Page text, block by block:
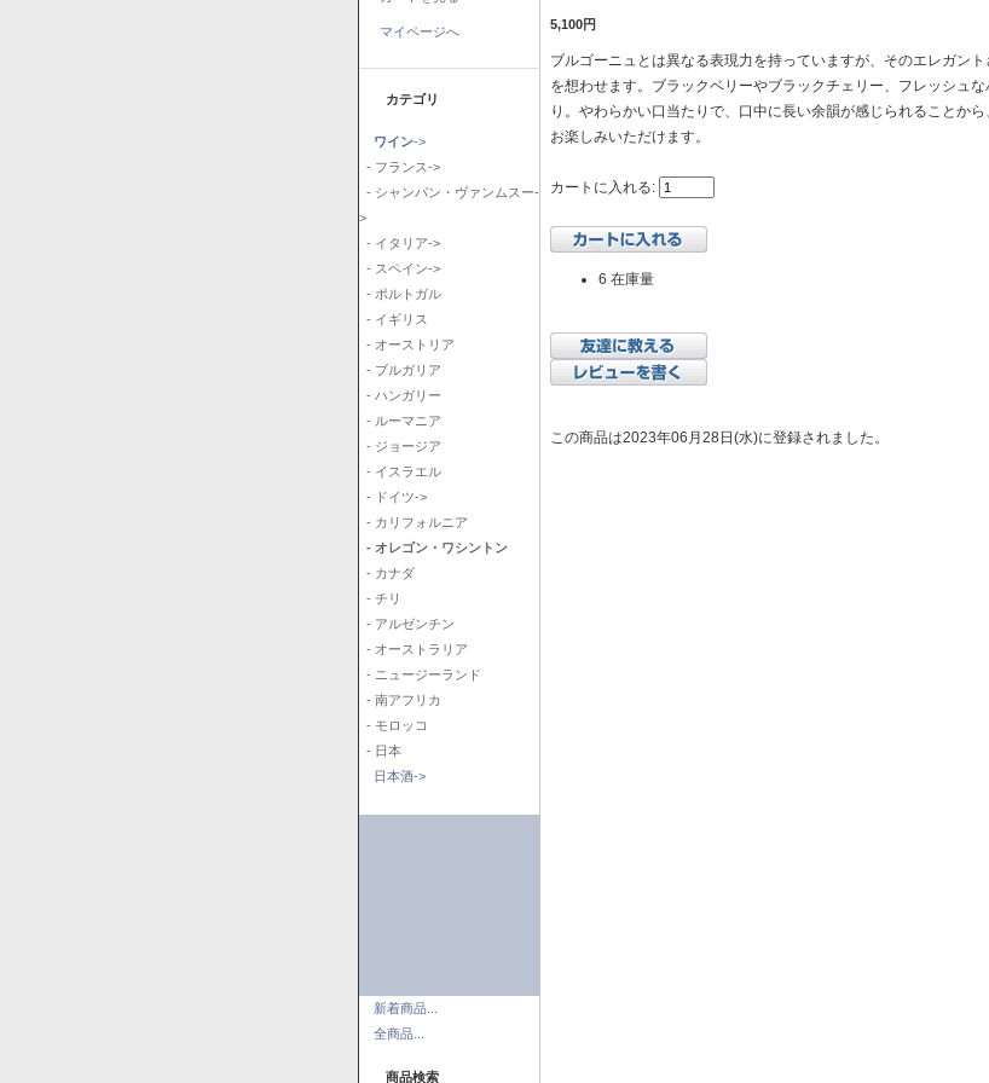
マイページへ
カテゴリ
ワイン->
- フランス->
- シャンパン・ヴァンムスー-
>
- イタリア->
- スペイン->
- ポルトガル
- イギリス
- オーストリア
- ブルガリア
- ハンガリー
- ルーマニア
- ジョージア
- イスラエル
- ドイツ->
- カリフォルニア
- オレゴン・ワシントン
- カナダ
- チリ
- アルゼンチン
- オーストラリア
- ニュージーランド
- 南アフリカ
- モロッコ
- 日本
日本酒->
新着商品...
全商品...
商品検索
5,100円
ブルゴーニュとは異なる表現力を持っていますが、そのエレガン
を想わせます。ブラックベリーやブラックチェリー、フレッシュ
り。やわらかい口当たりで、口中に長い余韻が感じられることか
お楽しみいただけます。
カートに入れる:
6 在庫量
この商品は2023年06月28日(水)に登録されました。